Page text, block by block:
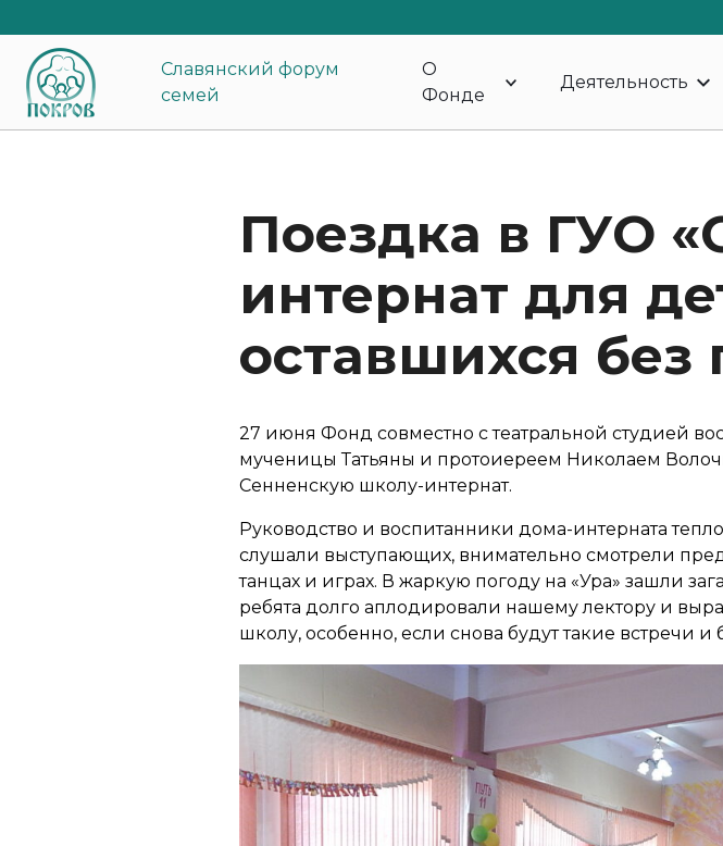
Славянский форум
семей
О
Фонде
Деятельность
Поездка в ГУО
интернат для
оставшихся без
27 июня Фонд совместно с театральной студией
мученицы Татьяны и протоиереем Николаем
Сенненскую школу-интернат.
Руководство и воспитанники дома-интерната
слушали выступающих, внимательно смотрели
танцах и играх. В жаркую погоду на «Ура» зашли
ребята долго аплодировали нашему лектору и
школу, особенно, если снова будут такие встречи и